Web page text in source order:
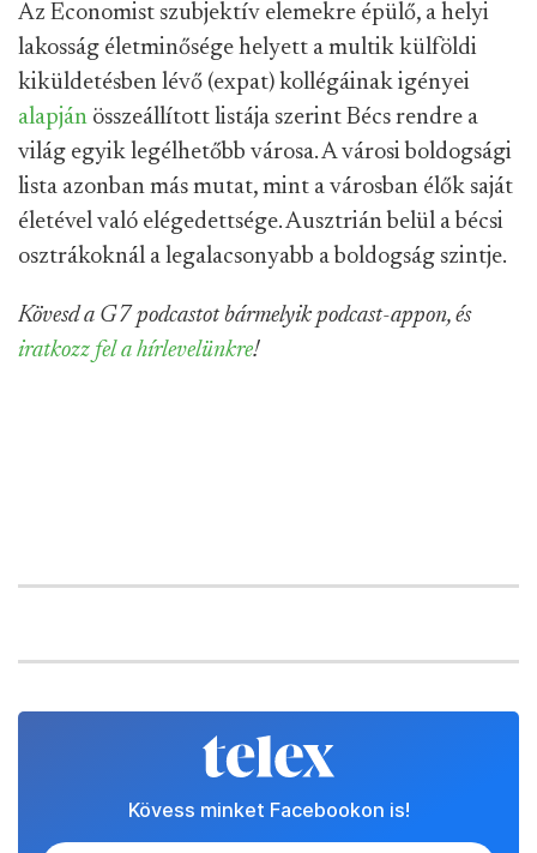
Az Economist szubjektív elemekre épülő, a helyi
lakosság életminősége helyett a multik külföldi
kiküldetésben lévő (expat) kollégáinak igényei
alapján összeállított listája szerint Bécs rendre a
világ egyik legélhetőbb városa. A városi boldogsági
lista azonban más mutat, mint a városban élők saját
életével való elégedettsége. Ausztrián belül a bécsi
osztrákoknál a legalacsonyabb a boldogság szintje.
Kövesd a G7 podcastot bármelyik podcast-appon, és
iratkozz fel a hírlevelünkre!
Kövess minket Facebookon is!